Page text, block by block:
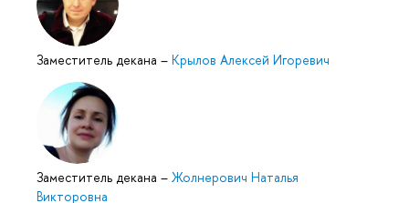
Заместитель декана – Крылов Алексей Игоревич
Заместитель декана – Жолнерович Наталья
Викторовна